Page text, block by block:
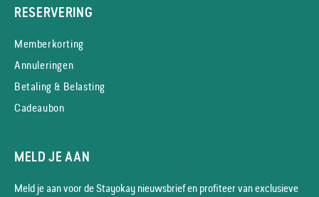
RESERVERING
Memberkorting
Annuleringen
Betaling & Belasting
Cadeaubon
MELD JE AAN
Meld je aan voor de Stayokay nieuws­brief en profiteer van exclusieve